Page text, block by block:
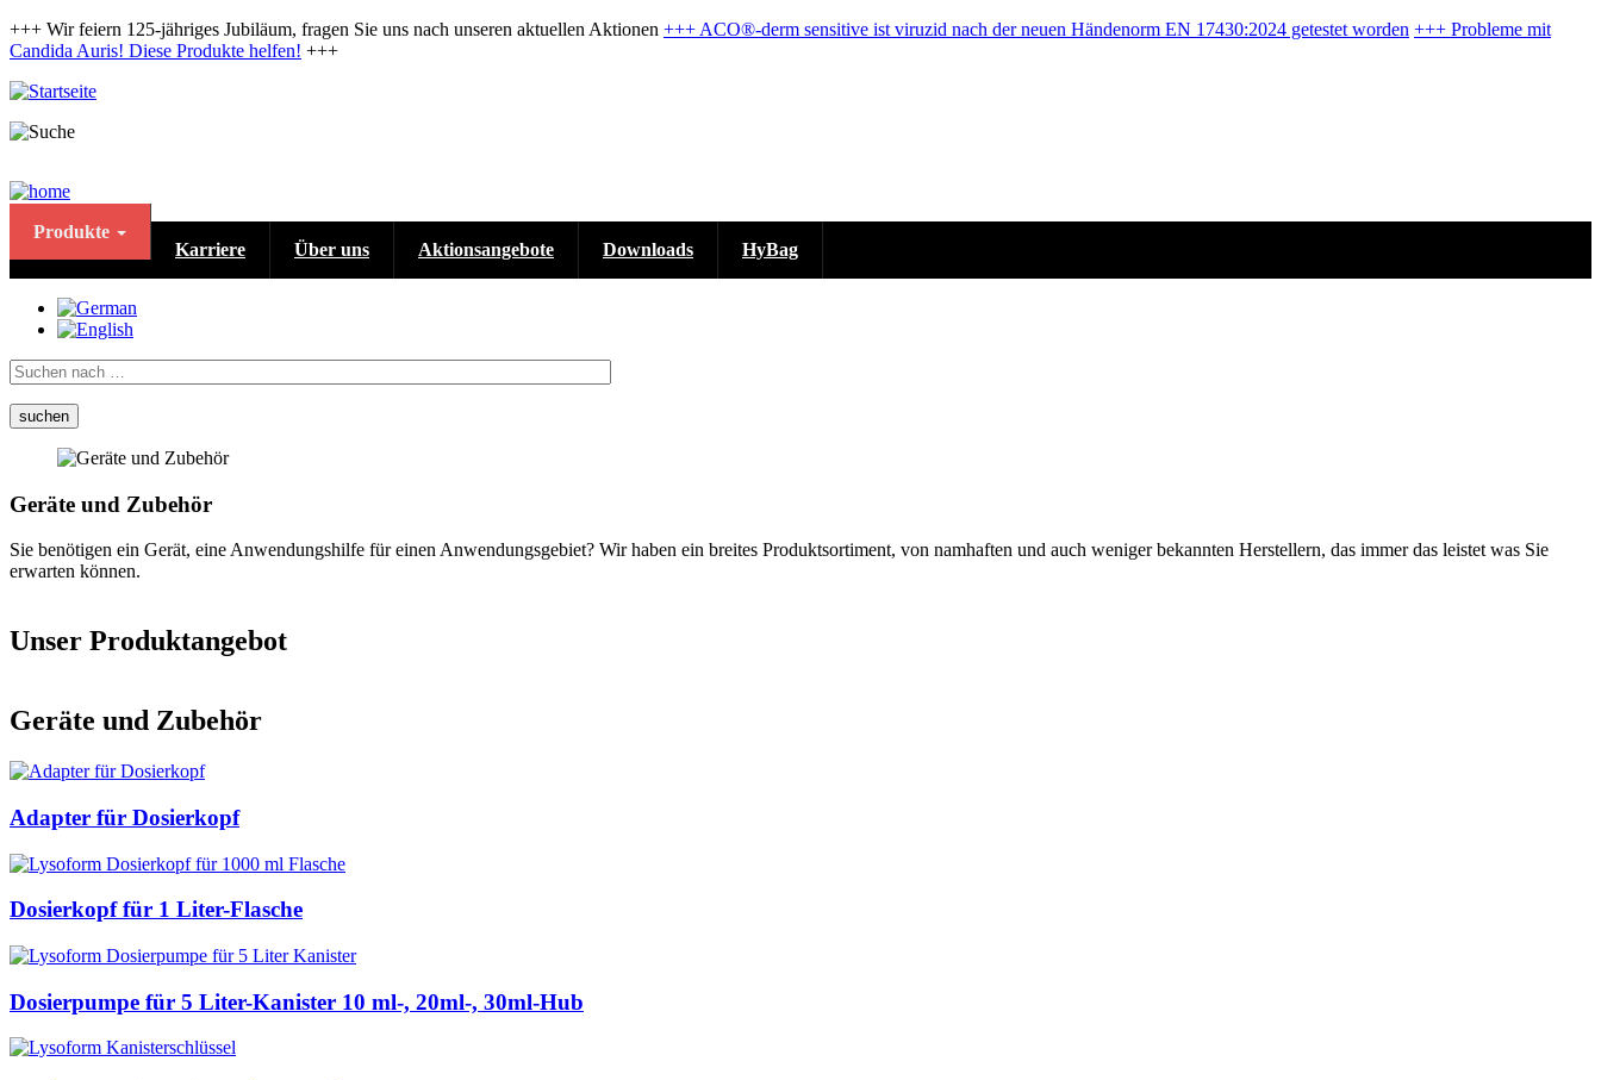
Direkt
zum
+++ Wir feiern 125-jähriges Jubiläum, fragen Sie uns nach unseren aktuellen Aktionen +++ ACO®-derm sensitive ist viruzid nach der neuen Händenorm EN 17430:2024 getestet worden +++ Probleme mit
Candida Auris! Diese Produkte helfen! +++
Produkte
Karriere
Über uns Aktionsangebote Downloads HyBag
Suche
Geräte und Zubehör
Sie benötigen ein Gerät, eine Anwendungshilfe für einen Anwendungsgebiet? Wir haben ein breites Produktsortiment, von namhaften und auch weniger bekannten Herstellern, das immer das leistet was Sie
erwarten können.
Unser Produktangebot
Geräte und Zubehör
Adapter für Dosierkopf
Dosierkopf für 1 Liter-Flasche
Dosierpumpe für 5 Liter-Kanister 10 ml-, 20ml-, 30ml-Hub